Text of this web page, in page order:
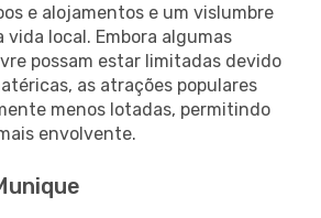
e alojamentos e um vislumbre
local. Embora algumas
possam estar limitadas devido
as atrações populares
menos lotadas, permitindo
envolvente.